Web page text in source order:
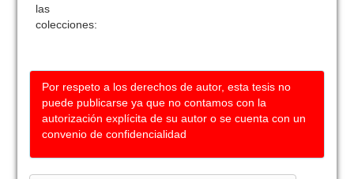
las
colecciones:
Por respeto a los derechos de autor, esta tesis no
puede publicarse ya que no contamos con la
autorización explícita de su autor o se cuenta con un
convenio de confidencialidad